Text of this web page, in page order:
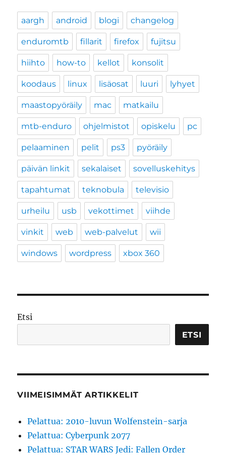
aargh android blogi changelog
enduromtb fillarit firefox fujitsu
hiihto how-to kellot konsolit
koodaus linux lisäosat luuri lyhyet
maastopyöräily mac matkailu
mtb-enduro ohjelmistot opiskelu pc
pelaaminen pelit ps3 pyöräily
päivän linkit sekalaiset sovelluskehitys
tapahtumat teknobula televisio
urheilu usb vekottimet viihde
vinkit web web-palvelut wii
windows wordpress xbox 360
Etsi
ETSI
VIIMEISIMMÄT ARTIKKELIT
Pelattua: 2010-luvun Wolfenstein-sarja
Pelattua: Cyberpunk 2077
Pelattua: STAR WARS Jedi: Fallen Order